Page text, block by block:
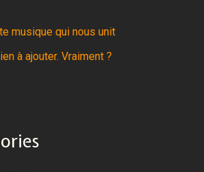
musique qui nous unit
à ajouter. Vraiment ?